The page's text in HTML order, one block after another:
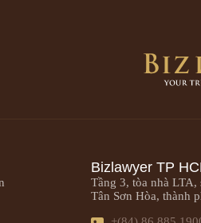
Bizlawyer TP
Tầng 3, tòa nhà
Tân Sơn Hòa, thành